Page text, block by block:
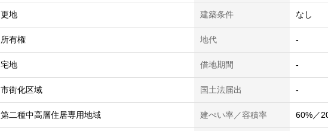
更地 建築条件 なし
所有権 地代 -
宅地 借地期間 -
市街化区域 国土法届出 -
第二種中高層住居専用地域 建ぺい率／容積率 60%／